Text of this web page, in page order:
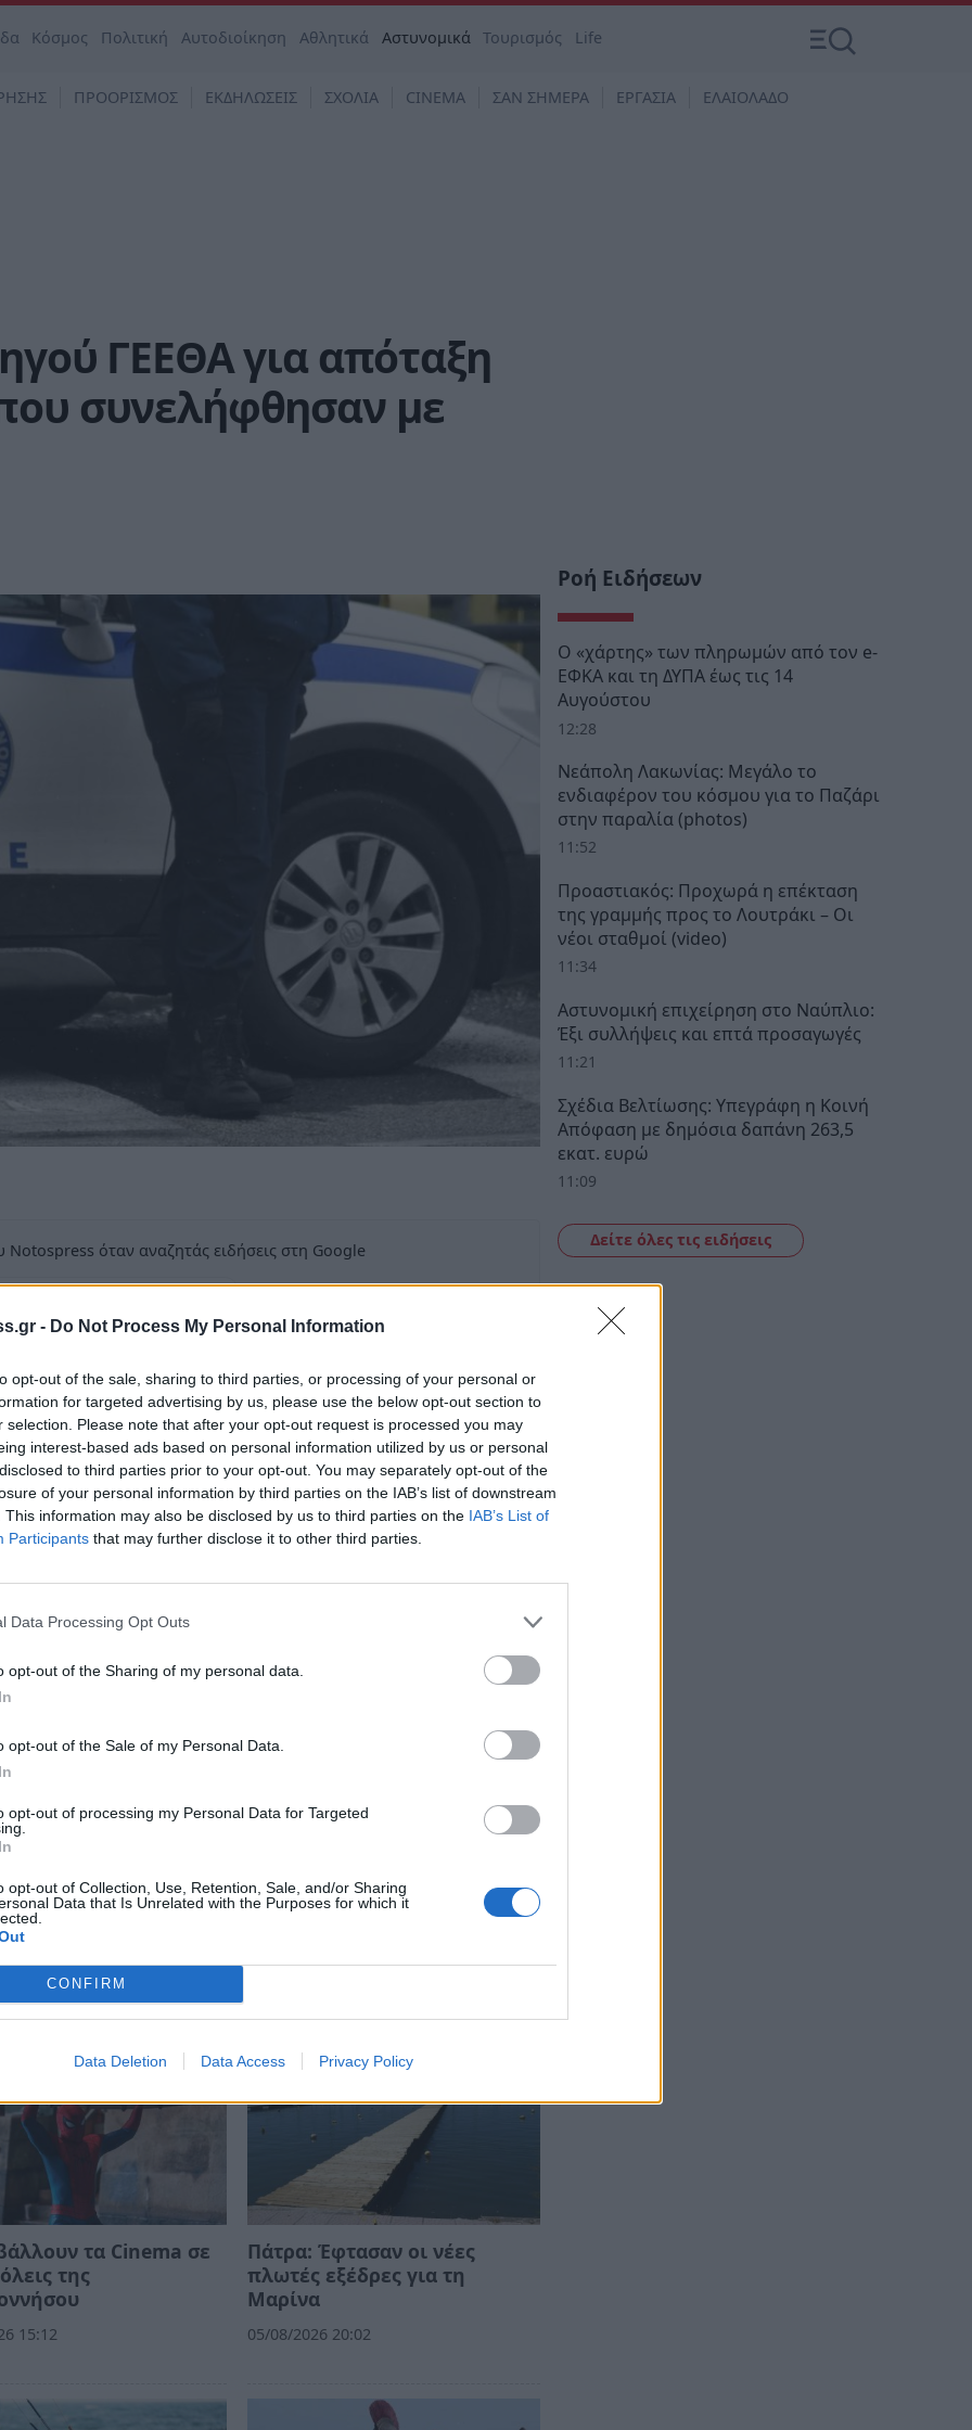
- Do Not Process My Personal Information
opt-out of the sale, sharing to third parties, or processing of your personal or
for targeted advertising by us, please use the below opt-out section to
selection. Please note that after your opt-out request is processed you may
interest-based ads based on personal information utilized by us or personal
to third parties prior to your opt-out. You may separately opt-out of the
of your personal information by third parties on the IAB’s list of downstream
This information may also be disclosed by us to third parties on the IAB’s List of
Participants that may further disclose it to other third parties.
Data Processing Opt Outs
opt-out of the Sharing of my personal data.
opt-out of the Sale of my Personal Data.
opt-out of processing my Personal Data for Targeted
opt-out of Collection, Use, Retention, Sale, and/or Sharing
Data that Is Unrelated with the Purposes for which it
CONFIRM
Data Deletion Data Access Privacy Policy
Κόσμος Πολιτική Αυτοδιοίκηση Αθλητικά Αστυνομικά Τουρισμός Life
ΠΡΟΟΡΙΣΜΟΣ ΕΚΔΗΛΩΣΕΙΣ ΣΧΟΛΙΑ CINEMA ΣΑΝ ΣΗΜΕΡΑ ΕΡΓΑΣΙΑ ΕΛΑΙΟΛΑΔΟ
ΓΕΕΘΑ για απόταξη
συνελήφθησαν με
όταν αναζητάς ειδήσεις στη Google
αποτελέσματα της Google
εντολή να γίνουν όλες οι διαδικασίες
πραγματοποίησε ηΕλληνική Αστυνομία
καρναβαλιστές, βρίσκονται και
βρέθηκε μικροποσότητα χασίς και
στο Στρατοδικείο Αθηνών.
εντολή να γίνουν όλες οι διαδικασίες για
και μάθετε πρώτοι
τα Cinema σε
της
15:12
Πάτρα: Έφτασαν οι νέες
πλωτές εξέδρες για τη
Μαρίνα
05/08/2026 20:02
Ροή Ειδήσεων
Ο «χάρτης» των πληρωμών από τον e-
ΕΦΚΑ και τη ΔΥΠΑ έως τις 14
Αυγούστου
12:28
Νεάπολη Λακωνίας: Μεγάλο το
ενδιαφέρον του κόσμου για το Παζάρι
στην παραλία (photos)
11:52
Προαστιακός: Προχωρά η επέκταση
της γραμμής προς το Λουτράκι – Οι
νέοι σταθμοί (video)
11:34
Αστυνομική επιχείρηση στο Ναύπλιο:
Έξι συλλήψεις και επτά προσαγωγές
11:21
Σχέδια Βελτίωσης: Υπεγράφη η Κοινή
Απόφαση με δημόσια δαπάνη 263,5
εκατ. ευρώ
11:09
Δείτε όλες τις ειδήσεις